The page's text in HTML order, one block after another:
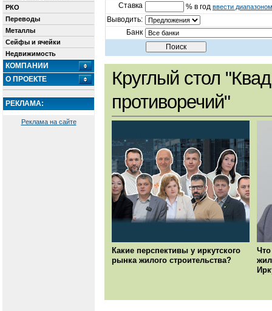
РКО
Переводы
Металлы
Сейфы и ячейки
Недвижимость
КОМПАНИИ
О ПРОЕКТЕ
РЕКЛАМА:
Реклама на сайте
Ставка % в год ввести диапазоном
Выводить:
Банк
Круглый стол
противоречий"
Какие перспективы у иркутского
рынка жилого строительства?